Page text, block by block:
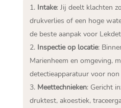
Intake: Jij deelt klachten
drukverlies of een hoge
de beste aanpak voor
Inspectie op locatie:
Marienheem en omgeving,
detectieapparatuur voor
Meettechnieken: Gericht
druktest, akoestiek,